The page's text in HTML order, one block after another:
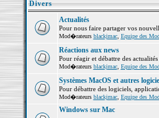
Divers
Actualités
Pour nous faire partager vos
Mod�rateurs blackjmac, Equipe des
Réactions aux news
Pour réagir et débattre des
Mod�rateurs blackjmac, Equipe des
Systèmes MacOS et autres
Pour débattre des logiciels,
Mod�rateurs blackjmac, Equipe des
Windows sur Mac